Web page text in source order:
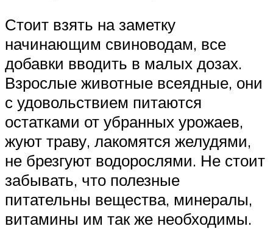
Стоит взять на заметку
начинающим свиноводам, все
добавки вводить в малых дозах.
Взрослые животные всеядные, они
с удовольствием питаются
остатками от убранных урожаев,
жуют траву, лакомятся желудями,
не брезгуют водорослями. Не стоит
забывать, что полезные
питательны вещества, минералы,
витамины им так же необходимы.